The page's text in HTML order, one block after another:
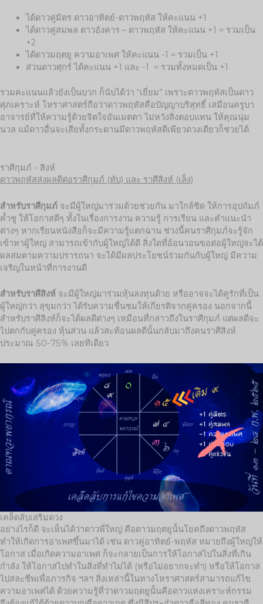
ได้ดาวคู่มิตร ดาวอาทิตย์-ดาวพฤหัส ให้คะแนน +1
ได้ดาวคู่สมพล ดาวอังคาร – ดาวพฤหัส ให้คะแนน +1 = รวมเป็น
+2
ได้ดาวมฤตยู ความอาเพศ ให้คะแนน -1 = รวมเป็น +1
ส่วนดาวศุกร์ ได้คะแนน +1 และ -1 = รวมทั้งหมดเป็น +1
รวมคะแนนแล้วยังเป็นบวก ก็นับได้ว่า “เยี่ยม” เพราะดาวพฤหัสเป็นดาว
ศุภเคราะห์ โหราศาสตร์ถือว่าดาวพฤหัสคือปัญญาบริสุทธิ์ เสมือนครูบา
อาจารย์ที่ให้ความรู้ด้วยจิตใจอันเมตตา ไม่หวังสิ่งตอบแทน ให้คุณนุ่ม
นวล แม้ดาวอื่นจะเสียทั้งกระดานมีดาวพฤหัสดีเพียวดวงเดียวก็ช่วยได้
ราศีกุมภ์ - สิงห์
ดาวพฤหัสส่งผลดีต่อราศีกุมภ์ (ทับ) และ ราศีสิงห์ (เล็ง)
สำหรับราศีกุมภ์ จะมีผู้ใหญ่มาร่วมด้วยช่วยกัน มาใกล้ชิด ให้การอุปถัมภ์
ค้ำชู ให้โอกาสดีๆ ทั้งในเรื่องการงาน ความรู้ การเรียน และคำแนะนำ
ต่างๆ หากเรียนหนังสือก็จะมีความรู้แตกฉาน ช่วงนี้คนราศีกุมภ์จะรู้จัก
เข้าหาผู้ใหญ่ สามารถเข้ากับผู้ใหญ่ได้ดี สิ่งใดที่อ้อนวอนขอต่อผู้ใหญ่จะได้
ผลสมตามความปรารถนา จะได้มีผลประโยชน์ร่วมกันกับผู้ใหญ่ มีความ
เจริญในหน้าที่การงานดี
สำหรับราศีสิงห์ จะมีผู้ใหญ่มาร่วมหุ้นลงทุนด้วย หรืออาจจะได้คู่รักที่เป็น
ผู้ใหญ่กว่า สุขุมกว่า ได้รับความชื่นชมให้เกียรติจากคู่ครอง นอกจากนี้
สำหรับราศีสิงห์ก็จะได้ผลดีต่างๆ เหมือนที่กล่าวถึงในราศีกุมภ์ แต่ผลดีจะ
ไปตกกับคู่ครอง หุ้นส่วน แล้วสะท้อนผลดีนั้นกลับมาถึงคนราศีสิงห์
ประมาณ 50-75% เลยทีเดียว
เคล็ดลับเสริมดวง
อย่างไรก็ดี จะเห็นได้ว่าดาวพี่ใหญ่ คือดาวมฤตยูนั้นโยคถึงดาวพฤหัส
ทำให้เกิดการอาเพศขึ้นมาได้ เช่น ดาวคู่อาทิตย์-พฤหัส หมายถึงผู้ใหญ่ให้
โอกาส เมื่อเกิดความอาเพศ ก็จะกลายเป็นการให้โอกาสไปในสิ่งที่เกิน
กำลัง ให้โอกาสไปทำในสิ่งที่ทำไม่ได้ (หรือไม่อยากจะทำ) หรือให้โอกาส
ไปสละชีพเพื่อภารกิจ ฯลฯ สิ่งเหล่านี้ในทางโหราศาสตร์สามารถแก้ไข
ความอาเพศได้ ด้วยความรู้ที่ว่าดาวมฤตยูนั้นคือดาวแห่งเคราะห์กรรม